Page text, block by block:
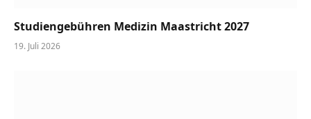
Studiengebühren Medizin Maastricht 2027
19. Juli 2026